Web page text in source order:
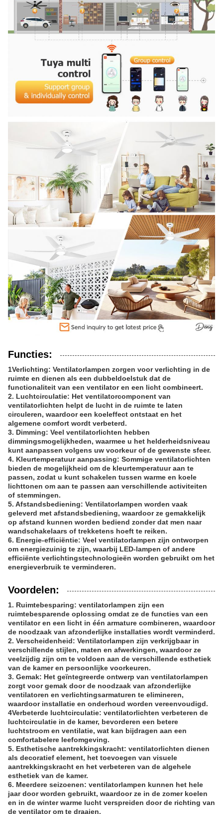
Functies:
1Verlichting: Ventilatorlampen zorgen voor verlichting in de
ruimte en dienen als een dubbeldoelstuk dat de
functionaliteit van een ventilator en een licht combineert.
2. Luchtcirculatie: Het ventilatorcomponent van
ventilatorlichten helpt de lucht in de ruimte te laten
circuleren, waardoor een koeleffect ontstaat en het
algemene comfort wordt verbeterd.
3. Dimming: Veel ventilatorlichten hebben
dimmingsmogelijkheden, waarmee u het helderheidsniveau
kunt aanpassen volgens uw voorkeur of de gewenste sfeer.
4. Kleurtemperatuur aanpassing: Sommige ventilatorlichten
bieden de mogelijkheid om de kleurtemperatuur aan te
passen, zodat u kunt schakelen tussen warme en koele
lichttonen om aan te passen aan verschillende activiteiten
of stemmingen.
5. Afstandsbediening: Ventilatorlampen worden vaak
geleverd met afstandsbediening, waardoor ze gemakkelijk
op afstand kunnen worden bediend zonder dat men naar
wandschakelaars of trekketens hoeft te reiken.
6. Energie-efficiëntie: Veel ventilatorlampen zijn ontworpen
om energiezuinig te zijn, waarbij LED-lampen of andere
efficiënte verlichtingstechnologieën worden gebruikt om het
energieverbruik te verminderen.
Voordelen:
1. Ruimtebesparing: ventilatorlampen zijn een
ruimtebesparende oplossing omdat ze de functies van een
ventilator en een licht in één armature combineren, waardoor
de noodzaak van afzonderlijke installaties wordt verminderd.
2. Verscheidenheid: Ventilatorlampen zijn verkrijgbaar in
verschillende stijlen, maten en afwerkingen, waardoor ze
veelzijdig zijn om te voldoen aan de verschillende esthetiek
van de kamer en persoonlijke voorkeuren.
3. Gemak: Het geïntegreerde ontwerp van ventilatorlampen
zorgt voor gemak door de noodzaak van afzonderlijke
ventilatoren en verlichtingsarmaturen te elimineren,
waardoor installatie en onderhoud worden vereenvoudigd.
4Verbeterde luchtcirculatie: ventilatorlichten verbeteren de
luchtcirculatie in de kamer, bevorderen een betere
luchtstroom en ventilatie, wat kan bijdragen aan een
comfortabelere leefomgeving.
5. Esthetische aantrekkingskracht: ventilatorlichten dienen
als decoratief element, het toevoegen van visuele
aantrekkingskracht en het verbeteren van de algehele
esthetiek van de kamer.
6. Meerdere seizoenen: ventilatorlampen kunnen het hele
jaar door worden gebruikt, waardoor ze in de zomer koelen
en in de winter warme lucht verspreiden door de richting van
de ventilator om te draaien.